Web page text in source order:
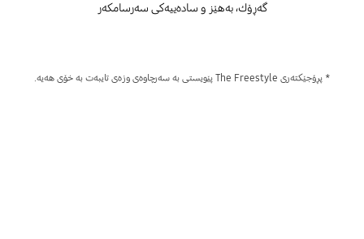
گەڕۆك، بەهێز و سادەییەکی سەرسامکەر
* پڕۆجێکتەری The Freestyle پێویستی بە سەرچاوەی وزەی تایبەت بە خۆی هەیە.